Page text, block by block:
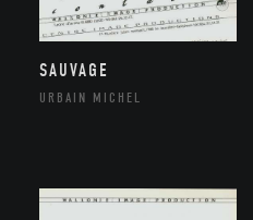
SAUVAGE
URBAIN MICHEL